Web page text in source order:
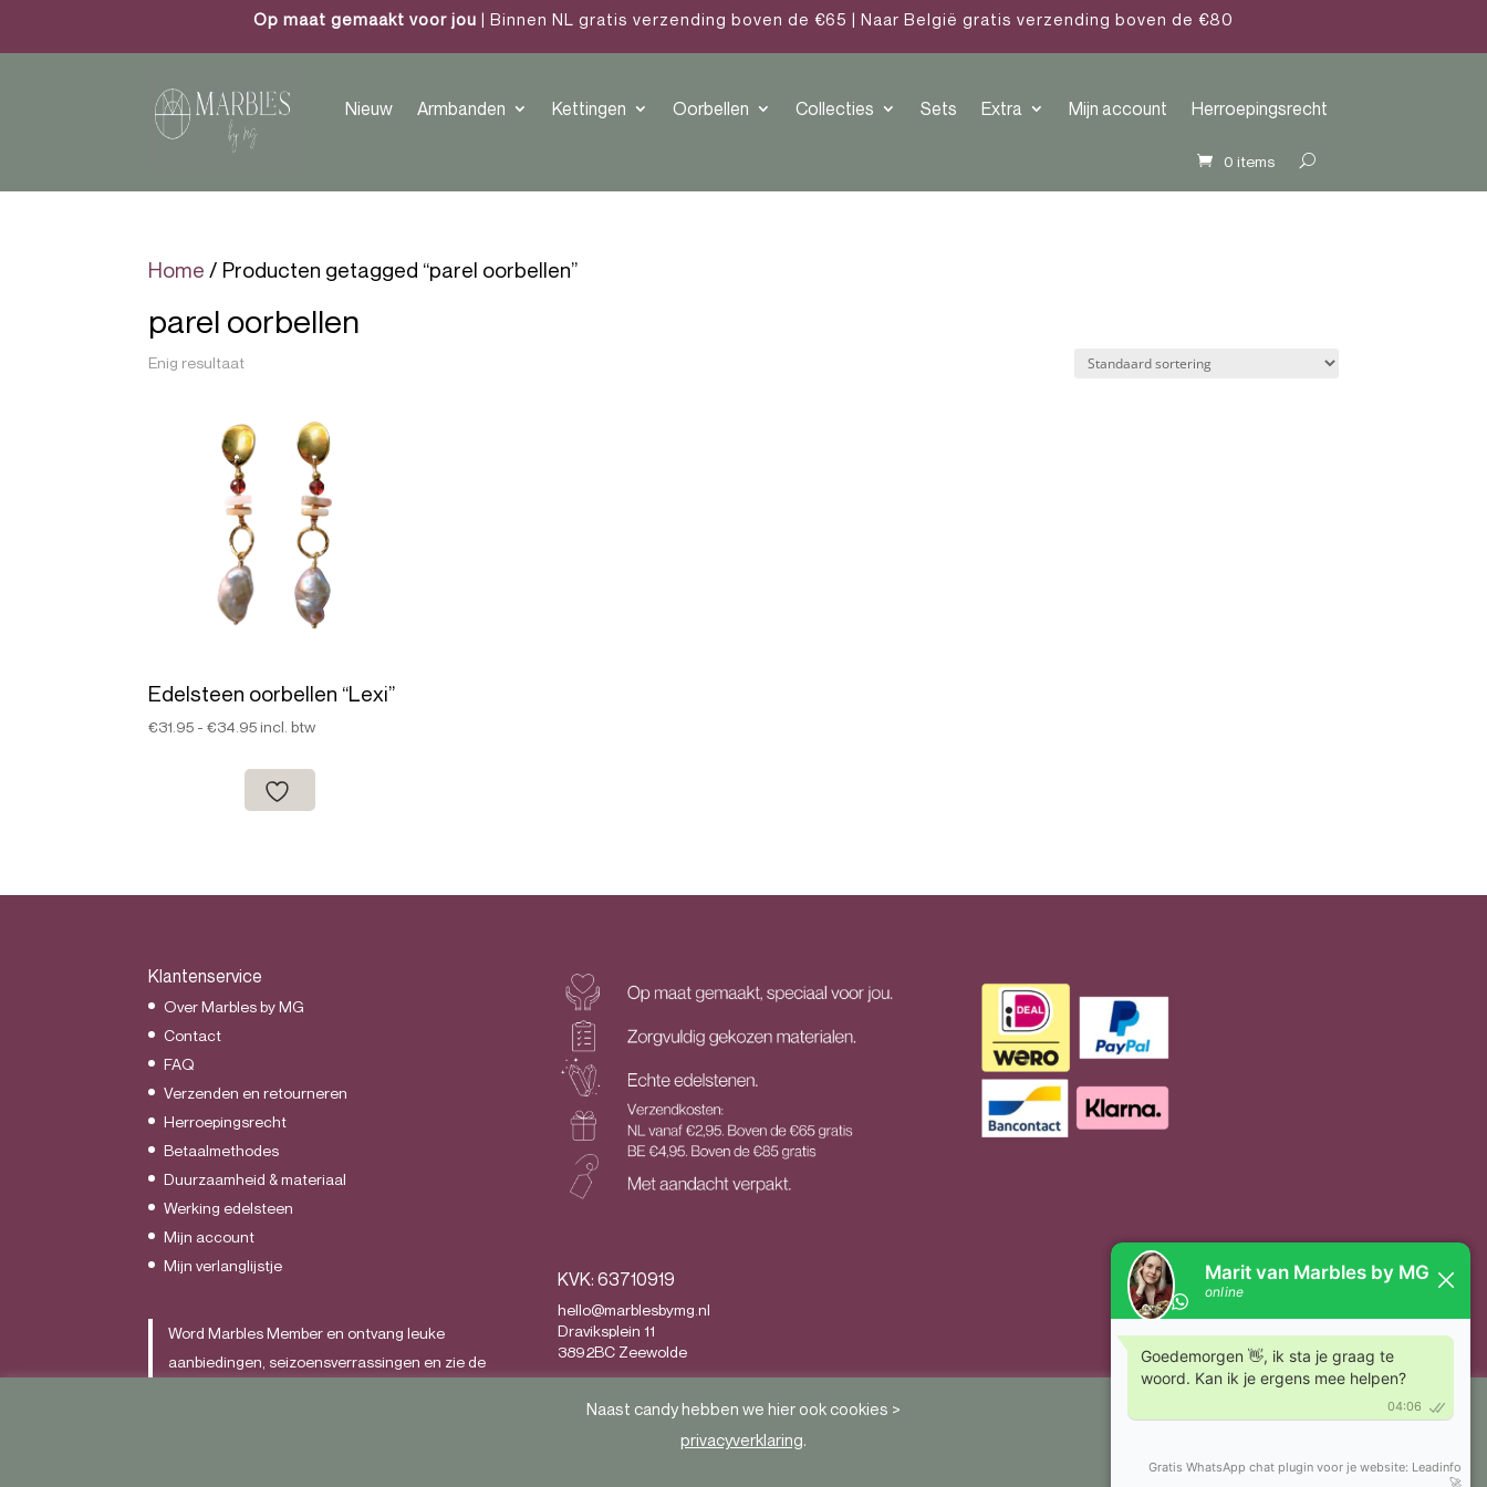
Op maat gemaakt voor jou | Binnen NL gratis verzending boven de €65 | Naar België gratis verzending boven de €80
Nieuw Armbanden Kettingen Oorbellen Collecties Sets Extra Mijn account Herroepingsrecht
0 items
Home / Producten getagged “parel oorbellen”
parel oorbellen
Enig resultaat
Edelsteen oorbellen “Lexi”
€31.95 - €34.95Prijsklasse:
€34.95
incl. btw
Klantenservice
Over Marbles by MG
Contact
FAQ
Verzenden en retourneren
Herroepingsrecht
Betaalmethodes
Duurzaamheid & materiaal
Werking edelsteen
Mijn account
Mijn verlanglijstje
Word Marbles Member en ontvang leuke
aanbiedingen, seizoensverrassingen en zie de
KVK: 63710919
hello@marblesbymg.nl
Draviksplein 11
3892BC Zeewolde
Naast candy hebben we hier ook cookies >
privacyverklaring.